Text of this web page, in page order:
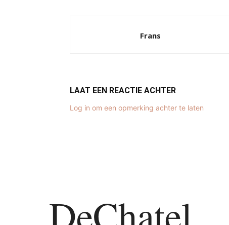
Frans
LAAT EEN REACTIE ACHTER
Log in om een opmerking achter te laten